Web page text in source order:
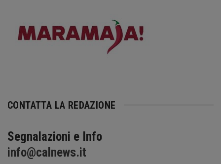
CONTATTA LA REDAZIONE
Segnalazioni e Info
info@calnews.it